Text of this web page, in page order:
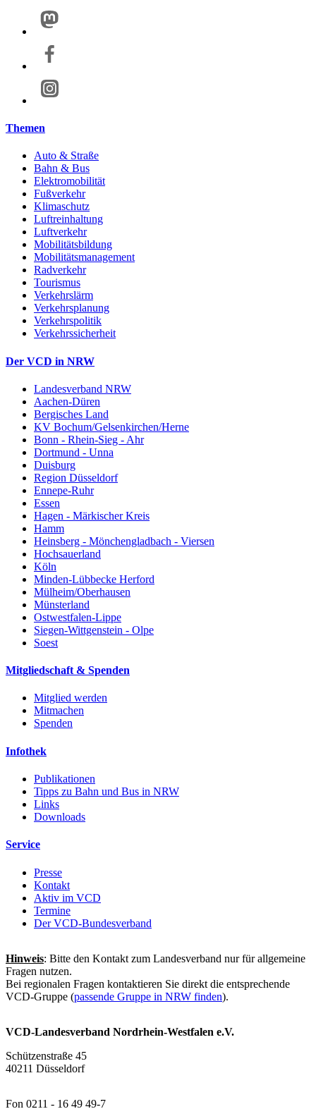
Themen
Auto & Straße
Bahn & Bus
Elektromobilität
Fußverkehr
Klimaschutz
Luftreinhaltung
Luftverkehr
Mobilitätsbildung
Mobilitätsmanagement
Radverkehr
Tourismus
Verkehrslärm
Verkehrsplanung
Verkehrspolitik
Verkehrssicherheit
Der VCD in NRW
Landesverband NRW
Aachen-Düren
Bergisches Land
KV Bochum/Gelsenkirchen/Herne
Bonn - Rhein-Sieg - Ahr
Dortmund - Unna
Duisburg
Region Düsseldorf
Ennepe-Ruhr
Essen
Hagen - Märkischer Kreis
Hamm
Heinsberg - Mönchengladbach - Viersen
Hochsauerland
Köln
Minden-Lübbecke Herford
Mülheim/Oberhausen
Münsterland
Ostwestfalen-Lippe
Siegen-Wittgenstein - Olpe
Soest
Mitgliedschaft & Spenden
Mitglied werden
Mitmachen
Spenden
Infothek
Publikationen
Tipps zu Bahn und Bus in NRW
Links
Downloads
Service
Presse
Kontakt
Aktiv im VCD
Termine
Der VCD-Bundesverband
Hinweis: Bitte den Kontakt zum Landesverband nur für allgemeine
Fragen nutzen.
Bei regionalen Fragen kontaktieren Sie direkt die entsprechende
VCD-Gruppe (passende Gruppe in NRW finden).
VCD-Landesverband Nordrhein-Westfalen e.V.
Schützenstraße 45
40211 Düsseldorf
Fon 0211 - 16 49 49-7